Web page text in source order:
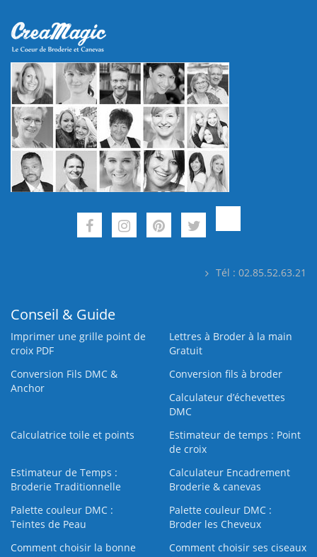
Tél : 02.85.52.63.21
Conseil & Guide
Imprimer une grille point de
croix PDF
Lettres à Broder à la main
Gratuit
Conversion Fils DMC &
Anchor
Conversion fils à broder
Calculateur d’échevettes
DMC
Calculatrice toile et points
Estimateur de temps : Point
de croix
Estimateur de Temps :
Broderie Traditionnelle
Calculateur Encadrement
Broderie & canevas
Palette couleur DMC :
Teintes de Peau
Palette couleur DMC :
Broder les Cheveux
Comment choisir la bonne
Comment choisir ses ciseaux